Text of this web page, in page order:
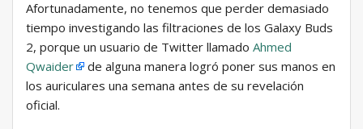
Afortunadamente, no tenemos que perder demasiado
tiempo investigando las filtraciones de los Galaxy Buds
2, porque un usuario de Twitter llamado Ahmed
Qwaider
de alguna manera logró poner sus manos en
los auriculares una semana antes de su revelación
oficial.